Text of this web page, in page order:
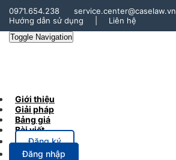
0971.654.238
service.center@caselaw.vn
Hướng dẫn sử dụng
Liên hệ
Toggle Navigation
Giới thiệu
Giải pháp
Bảng giá
Bài viết
Đăng ký
Đăng nhập